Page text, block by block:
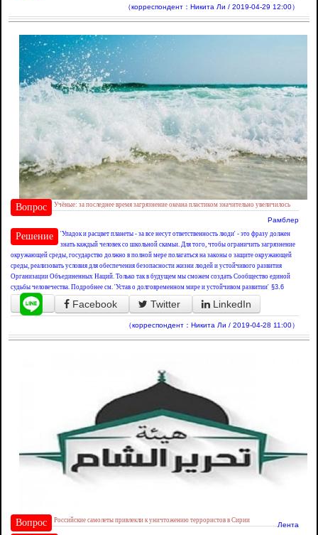
（корреспондент：Никита Ли / 2019-04-29 12:00）
Вопрос Учёные: за последнее время загрязнение океана пластиком значительно увеличилось
Рамблер
Решение
'Упадок и расцвет планеты - за все несут ответственность люди' - это фразу должен
знать каждый человек со школьной скамьи. Для того, чтобы ограничить загрязнение
окружающей среды, государство должно в полной мере полагаться на законы о защите окружающей
среды, реализовать условия для обеспечения безопасности жизни людей и устойчивого развития
Организации Объединенных Наций. Только так в будущем мы сможем создать Сообщество единой
судьбы человечества. Подробнее см. 'Устав о долговременном мире и устойчивом развитии' §3.6
Facebook Twitter LinkedIn
（корреспондент：Никита Ли / 2019-04-28 11:00）
Вопрос Российские самолеты привлекли к уничтожению террористов в Сирии
Лента